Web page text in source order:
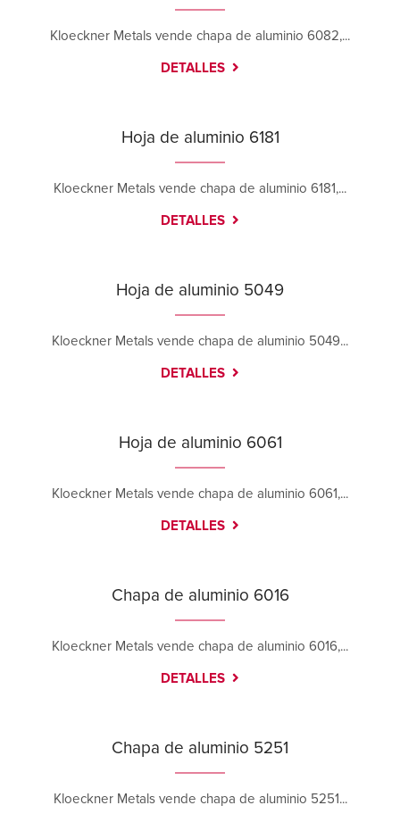
Tucson, Arizona 85756
Contáctanos
Cómo llegar
Tulsa, Oklahoma 74110
Cómo llegar
Más información
Contáctanos
Cómo llegar
Kloeckner Metals vende chapa de aluminio 6082,...
DETALLES
Hoja de aluminio 6181
Kloeckner Metals vende chapa de aluminio 6181,...
DETALLES
Hoja de aluminio 5049
Kloeckner Metals vende chapa de aluminio 5049...
DETALLES
Hoja de aluminio 6061
Kloeckner Metals vende chapa de aluminio 6061,...
DETALLES
Chapa de aluminio 6016
Kloeckner Metals vende chapa de aluminio 6016,...
DETALLES
Chapa de aluminio 5251
Kloeckner Metals vende chapa de aluminio 5251...